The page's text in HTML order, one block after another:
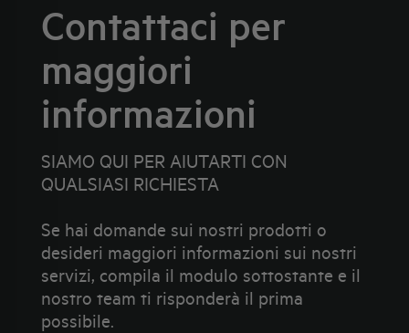
Contattaci per
maggiori
informazioni
SIAMO QUI PER AIUTARTI CON
QUALSIASI RICHIESTA
Se hai domande sui nostri prodotti o
desideri maggiori informazioni sui nostri
servizi, compila il modulo sottostante e il
nostro team ti risponderà il prima
possibile.